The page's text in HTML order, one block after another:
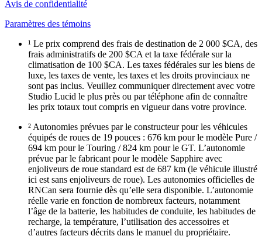
Avis de confidentialité
Paramètres des témoins
¹ Le prix comprend des frais de destination de 2 000 $CA, des
frais administratifs de 200 $CA et la taxe fédérale sur la
climatisation de 100 $CA. Les taxes fédérales sur les biens de
luxe, les taxes de vente, les taxes et les droits provinciaux ne
sont pas inclus. Veuillez communiquer directement avec votre
Studio Lucid le plus près ou par téléphone afin de connaître
les prix totaux tout compris en vigueur dans votre province.
² Autonomies prévues par le constructeur pour les véhicules
équipés de roues de 19 pouces : 676 km pour le modèle Pure /
694 km pour le Touring / 824 km pour le GT. L’autonomie
prévue par le fabricant pour le modèle Sapphire avec
enjoliveurs de roue standard est de 687 km (le véhicule illustré
ici est sans enjoliveurs de roue). Les autonomies officielles de
RNCan sera fournie dès qu’elle sera disponible. L’autonomie
réelle varie en fonction de nombreux facteurs, notamment
l’âge de la batterie, les habitudes de conduite, les habitudes de
recharge, la température, l’utilisation des accessoires et
d’autres facteurs décrits dans le manuel du propriétaire.